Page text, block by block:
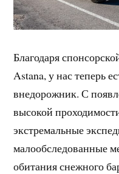
Благодаря
Astana, у нас теперь
внедорожник. С
высокой
экстремальные
малообследованные
обитания снежного